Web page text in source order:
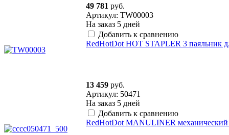
49 781 руб.
Артикул: TW00003
На заказ 5 дней
Добавить к сравнению
RedHotDot HOT STAPLER 3 паяльник
13 459 руб.
Артикул: 50471
На заказ 5 дней
Добавить к сравнению
RedHotDot MANULINER механический